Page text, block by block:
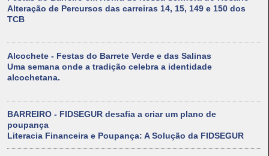
Alteração de Percursos das carreiras 14, 15, 149 e 150 dos
TCB
Alcochete - Festas do Barrete Verde e das Salinas
Uma semana onde a tradição celebra a identidade
alcochetana.
BARREIRO - FIDSEGUR desafia a criar um plano de
poupança
Literacia Financeira e Poupança: A Solução da FIDSEGUR